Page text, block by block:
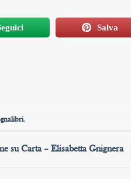
Salva
.
su Carta – Elisabetta Gnignera